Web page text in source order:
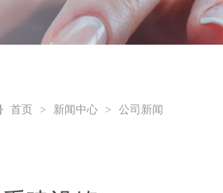
首页 > 新闻中心 > 公司新闻